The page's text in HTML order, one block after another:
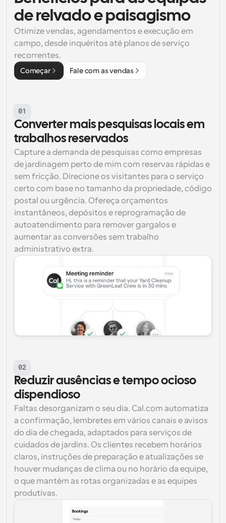
de relvado e paisagismo
Otimize vendas, agendamentos e execução em
campo, desde inquéritos até planos de serviço
recorrentes.
Começar Fale com as vendas
01
Converter mais pesquisas locais em
trabalhos reservados
Capture a demanda de pesquisas como empresas
de jardinagem perto de mim com reservas rápidas e
sem fricção. Direcione os visitantes para o serviço
certo com base no tamanho da propriedade, código
postal ou urgência. Ofereça orçamentos
instantâneos, depósitos e reprogramação de
autoatendimento para remover gargalos e
aumentar as conversões sem trabalho
administrativo extra.
02
Reduzir ausências e tempo ocioso
dispendioso
Faltas desorganizam o seu dia. Cal.com automatiza
a confirmação, lembretes em vários canais e avisos
do dia de chegada, adaptados para serviços de
cuidados de jardins. Os clientes recebem horários
claros, instruções de preparação e atualizações se
houver mudanças de clima ou no horário da equipe,
o que mantém as rotas organizadas e as equipes
produtivas.